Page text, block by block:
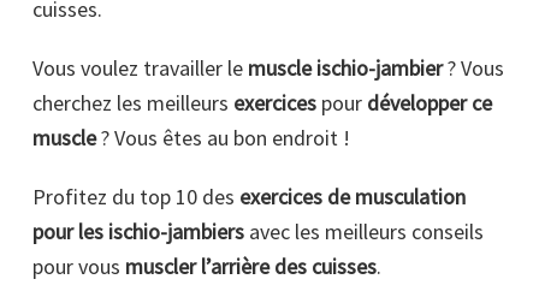
cuisses.
Vous voulez travailler le muscle ischio-jambier? Vous
cherchez les meilleurs exercices pour développer ce
muscle? Vous êtes au bon endroit !
Profitez du top 10 des exercices de musculation
pour les ischio-jambiers avec les meilleurs conseils
pour vous muscler l’arrière des cuisses.